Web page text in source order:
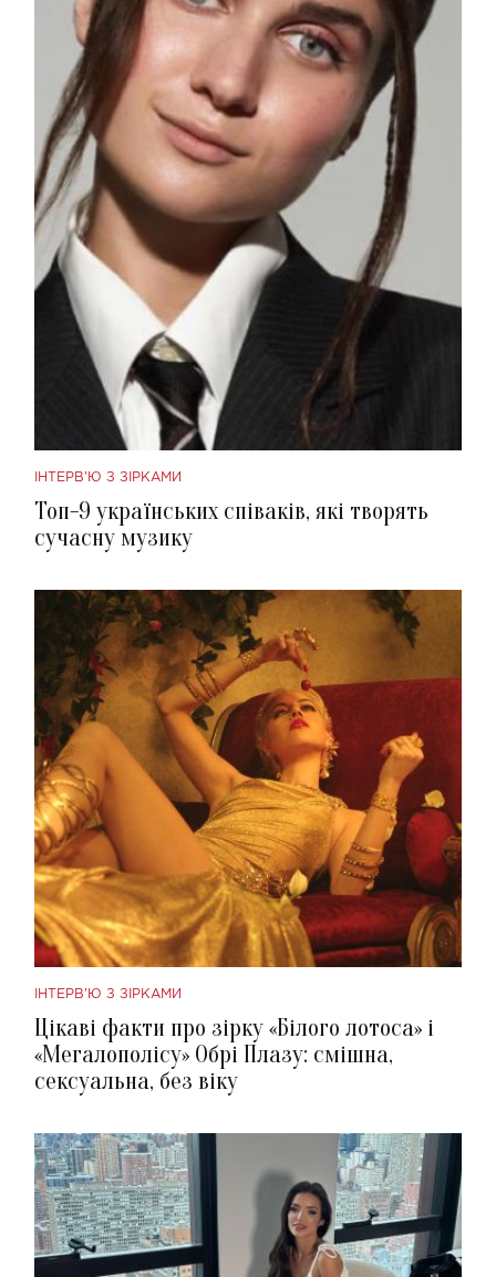
ІНТЕРВ'Ю З ЗІРКАМИ
Топ-9 українських співаків, які творять
сучасну музику
ІНТЕРВ'Ю З ЗІРКАМИ
Цікаві факти про зірку «Білого лотоса» і
«Мегалополісу» Обрі Плазу: смішна,
сексуальна, без віку